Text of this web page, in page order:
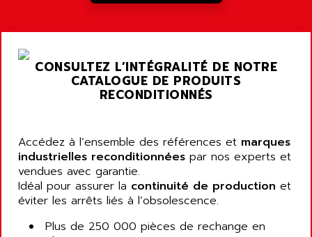
CONSULTEZ L’INTÉGRALITÉ DE NOTRE
CATALOGUE DE PRODUITS
RECONDITIONNÉS
Accédez à l’ensemble des références et marques
industrielles reconditionnées par nos experts et
vendues avec garantie.
Idéal pour assurer la continuité de production et
éviter les arrêts liés à l’obsolescence.
Plus de 250 000 pièces de rechange en